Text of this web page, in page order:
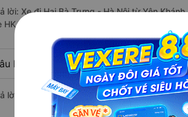
lời: Xe đi Hai Bà Trưng - Hà Nội từ Yên
HKA Go, Ninh Bình Car, Hoa Lư Limousine.
hỏi: Xe nào đi Hai Bà Trưng - Hà Nội
lời: Vé xe rẻ nhất có mức giá là 117.000